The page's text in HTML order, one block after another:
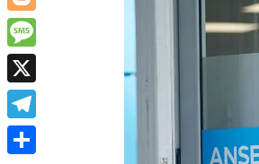
Blogger
Message
X
Telegram